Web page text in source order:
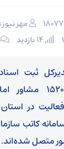
مهر نیوز mehrnews
ثبت
مجموع ۱۵۲۰
کاتب
متصل شده‌اند.